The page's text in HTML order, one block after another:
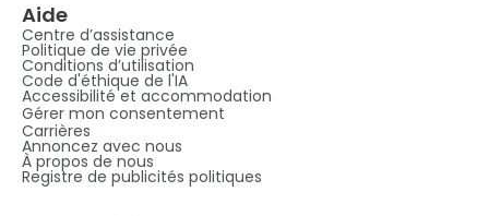
Aide
Centre d’assistance
Politique de vie privée
Conditions d’utilisation
Code d'éthique de l'IA
Accessibilité et accommodation
Gérer mon consentement
Carrières
Annoncez avec nous
À propos de nous
Registre de publicités politiques